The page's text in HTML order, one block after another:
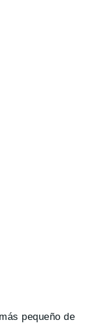
pequeño de